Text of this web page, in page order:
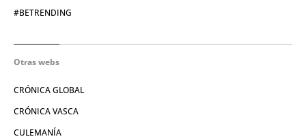
#BETRENDING
Otras webs
CRÓNICA GLOBAL
CRÓNICA VASCA
CULEMANÍA